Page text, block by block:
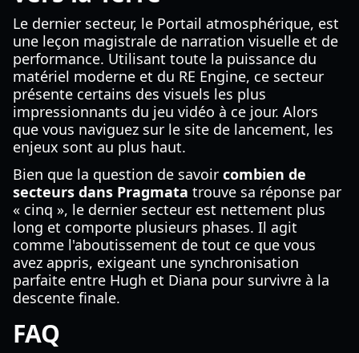
Le dernier secteur, le Portail atmosphérique, est
une leçon magistrale de narration visuelle et de
performance. Utilisant toute la puissance du
matériel moderne et du RE Engine, ce secteur
présente certains des visuels les plus
impressionnants du jeu vidéo à ce jour. Alors
que vous naviguez sur le site de lancement, les
enjeux sont au plus haut.
Bien que la question de savoir combien de
secteurs dans Pragmata trouve sa réponse par
« cinq », le dernier secteur est nettement plus
long et comporte plusieurs phases. Il agit
comme l'aboutissement de tout ce que vous
avez appris, exigeant une synchronisation
parfaite entre Hugh et Diana pour survivre à la
descente finale.
FAQ